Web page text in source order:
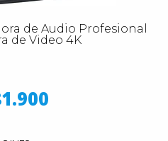
de Audio Profesional
de Video 4K